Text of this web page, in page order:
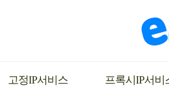
고정IP서비스 프록시IP서비